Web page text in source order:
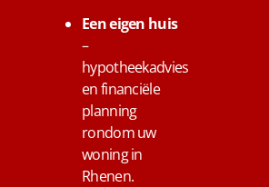
Een eigen huis
–
hypotheekadvies
en financiële
planning
rondom uw
woning in
Rhenen.